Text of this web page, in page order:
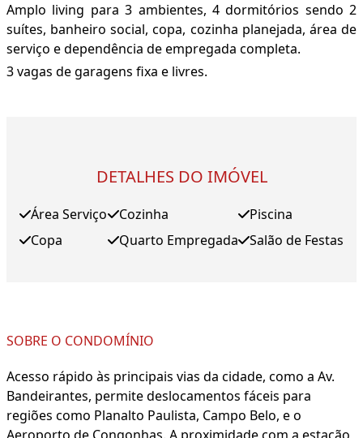
Amplo living para 3 ambientes, 4 dormitórios sendo 2
suítes, banheiro social, copa, cozinha planejada, área de
serviço e dependência de empregada completa.
3 vagas de garagens fixa e livres.
DETALHES DO IMÓVEL
Área Serviço
Copa
Cozinha
Quarto Empregada
Piscina
Salão de Festas
SOBRE O CONDOMÍNIO
Acesso rápido às principais vias da cidade, como a Av.
Bandeirantes, permite deslocamentos fáceis para
regiões como Planalto Paulista, Campo Belo, e o